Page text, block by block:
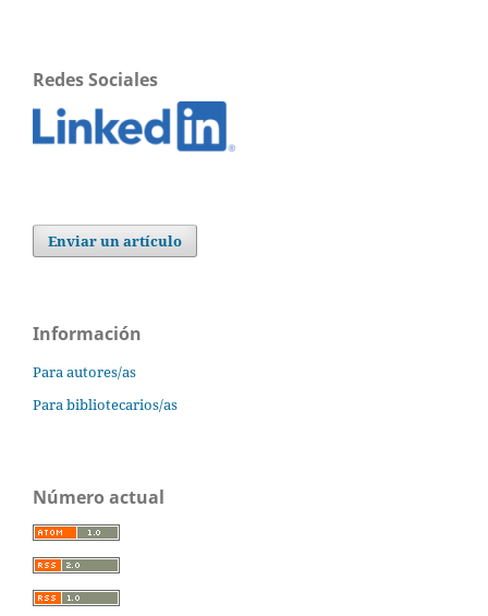
Redes Sociales
Enviar un artículo
Información
Para autores/as
Para bibliotecarios/as
Número actual